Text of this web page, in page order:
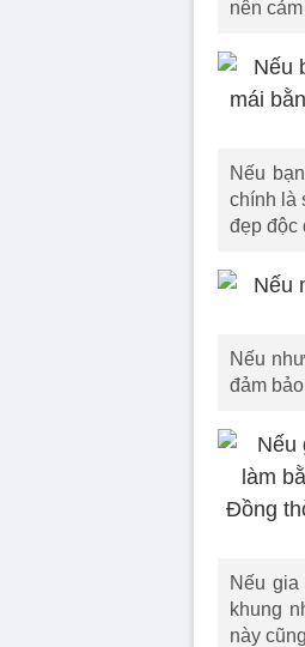
nên
Nếu
chính là
đẹp độc
Nếu
đảm
Nếu
khung
này